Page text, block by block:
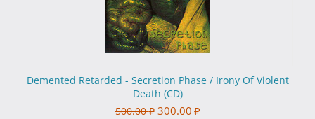
Demented Retarded - Secretion Phase / Irony Of Violent
Death (CD)
500.00 ₽ 300.00 ₽